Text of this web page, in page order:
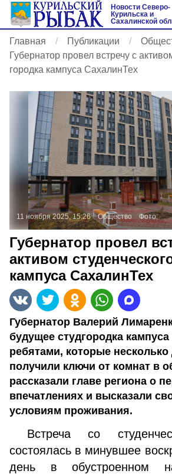
Новости Северо-
Курильска и
Сахалинской
Главная Публикации
Губернатор провел встречу с
городка кампуса СахалинТех
11 ноября 2025, 15:26 Общество Фото:
Губернатор провел
активом
кампуса СахалинТех
Губернатор Валерий
будущее студгородка
ребятами, которые несколько
получили ключи от комнат в
рассказали главе региона о
впечатлениях и высказали
условиям проживания.
Встреча со
состоялась в минувшее
день в обустроенном